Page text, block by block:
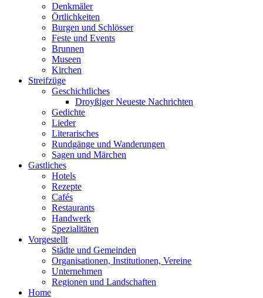
Denkmäler
Örtlichkeiten
Burgen und Schlösser
Feste und Events
Brunnen
Museen
Kirchen
Streifzüge
Geschichtliches
Droyßiger Neueste Nachrichten
Gedichte
Lieder
Literarisches
Rundgänge und Wanderungen
Sagen und Märchen
Gastliches
Hotels
Rezepte
Cafés
Restaurants
Handwerk
Spezialitäten
Vorgestellt
Städte und Gemeinden
Organisationen, Institutionen, Vereine
Unternehmen
Regionen und Landschaften
Home